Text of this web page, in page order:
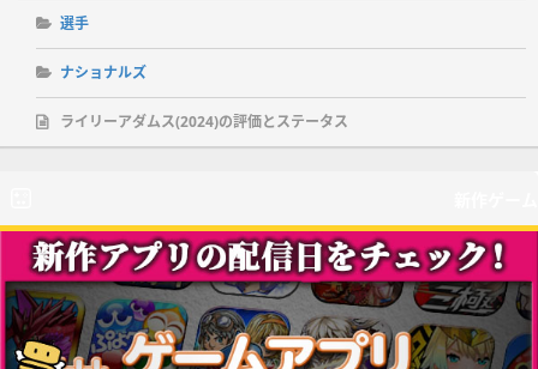
選手
ナショナルズ
ライリーアダムス(2024)の評価とステータス